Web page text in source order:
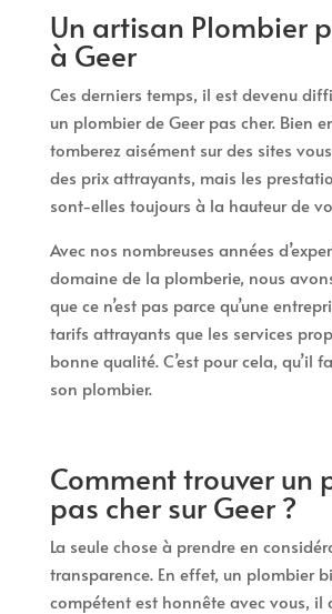
Un artisan Plombier
à Geer
Ces derniers temps, il est devenu
un plombier de Geer pas cher. Bien
tomberez aisément sur des sites
des prix attrayants, mais les
sont-elles toujours à la hauteur de
Avec nos nombreuses années
domaine de la plomberie, nous
que ce n’est pas parce qu’une
tarifs attrayants que les services
bonne qualité. C’est pour cela, qu’il
son plombier.
Comment trouver un
pas cher sur Geer ?
La seule chose à prendre en
transparence. En effet, un plombier
compétent est honnête avec vous, il